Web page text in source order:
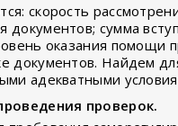
скорость
документов; сумма
оказания помощи
документов. Найдем
адекватными
проверок.